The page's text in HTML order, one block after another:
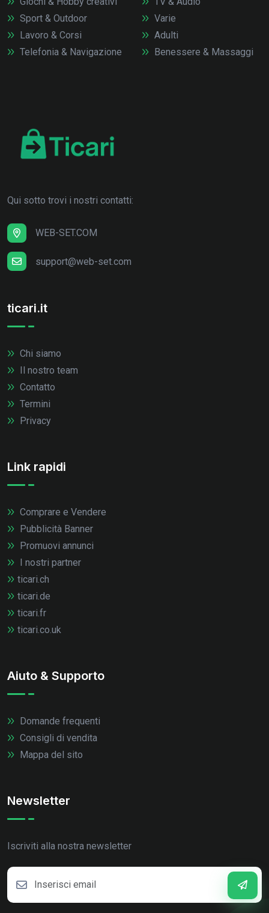
Sport & Outdoor
Lavoro & Corsi
Telefonia & Navigazione
Varie
Adulti
Benessere & Massaggi
Qui sotto trovi i nostri contatti:
WEB-SET.COM
support@web-set.com
ticari.it
Chi siamo
Il nostro team
Contatto
Termini
Privacy
Link rapidi
Comprare e Vendere
Pubblicità Banner
Promuovi annunci
I nostri partner
ticari.ch
ticari.de
ticari.fr
ticari.co.uk
Aiuto & Supporto
Domande frequenti
Consigli di vendita
Mappa del sito
Newsletter
Iscriviti alla nostra newsletter